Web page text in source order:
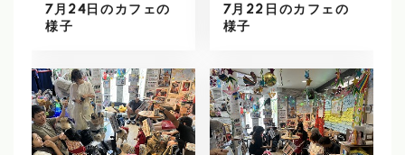
7月24日のカフェの
様子
7月22日のカフェの
様子